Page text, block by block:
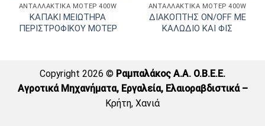
ΑΝΤΑΛΛΑΚΤΙΚΑ ΜΟΤΕΡ 400W
ΚΑΠΑΚΙ ΜΕΙΩΤΗΡΑ
ΠΕΡΙΣΤΡΟΦΙΚΟΥ ΜΟΤΕΡ
ΑΝΤΑΛΛΑΚΤΙΚΑ ΜΟΤΕΡ 400W
ΔΙΑΚΟΠΤΗΣ ON/OFF ΜΕ
ΚΑΛΩΔΙΟ ΚΑΙ ΦΙΣ
Copyright 2026 © Ραμπαλάκος A.A. O.B.E.E.
Αγροτικά Μηχανήματα, Εργαλεία, Ελαιοραβδιστικά –
Κρήτη, Χανιά